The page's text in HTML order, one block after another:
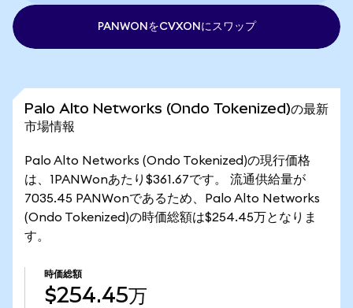
PANWONをCVXONにスワップ
Palo Alto Networks (Ondo Tokenized)の最新
市場情報
Palo Alto Networks (Ondo Tokenized)の現行価格
は、1PANWonあたり$361.67です。 流通供給量が
7035.45 PANWonであるため、Palo Alto Networks
(Ondo Tokenized)の時価総額は$254.45万となりま
す。
時価総額
$254.45万